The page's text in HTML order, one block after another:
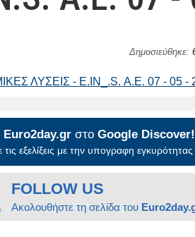
Δημοσιεύθηκε:
ΛΥΣΕΙΣ - E.IN_.S. Α.Ε. 07 - 05 -
Euro2day.gr στοGoogle Discover!
εξελίξεις με την υπογραφη
FOLLOW US
Ακολουθήστε τη σελίδα του